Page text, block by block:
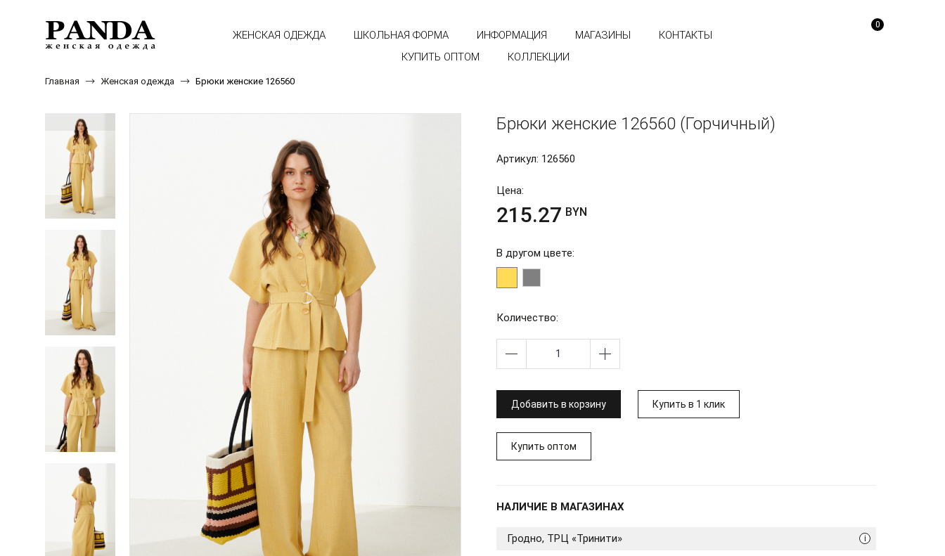
0
ЖЕНСКАЯ ОДЕЖДА ШКОЛЬНАЯ ФОРМА ИНФОРМАЦИЯ МАГАЗИНЫ
КОНТАКТЫ
КУПИТЬ ОПТОМ
КОЛЛЕКЦИИ
Главная Женская одежда Брюки женские 126560
Брюки женские 126560 (Горчичный)
Артикул: 126560
Цена:
215.27 BYN
В другом цвете:
Количество:
Добавить в корзину Купить в 1 клик
Купить оптом
НАЛИЧИЕ В МАГАЗИНАХ
i
Гродно, ТРЦ «Тринити»